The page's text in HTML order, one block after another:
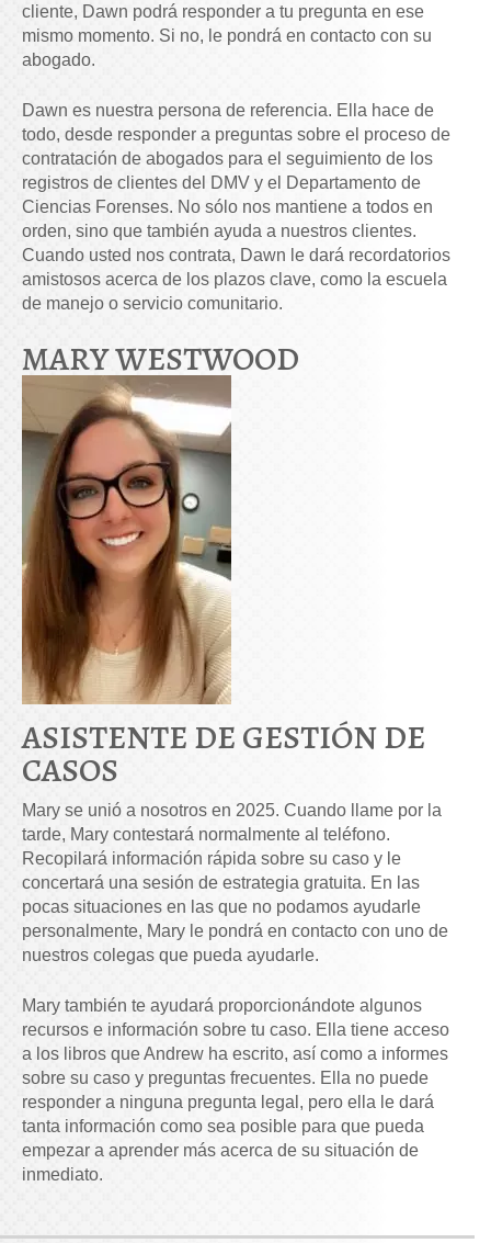
cliente, Dawn podrá responder a tu pregunta en ese
mismo momento. Si no, le pondrá en contacto con su
abogado.
Dawn es nuestra persona de referencia. Ella hace de
todo, desde responder a preguntas sobre el proceso de
contratación de abogados para el seguimiento de los
registros de clientes del DMV y el Departamento de
Ciencias Forenses. No sólo nos mantiene a todos en
orden, sino que también ayuda a nuestros clientes.
Cuando usted nos contrata, Dawn le dará recordatorios
amistosos acerca de los plazos clave, como la escuela
de manejo o servicio comunitario.
MARY WESTWOOD
ASISTENTE DE GESTIÓN DE
CASOS
Mary se unió a nosotros en 2025. Cuando llame por la
tarde, Mary contestará normalmente al teléfono.
Recopilará información rápida sobre su caso y le
concertará una sesión de estrategia gratuita. En las
pocas situaciones en las que no podamos ayudarle
personalmente, Mary le pondrá en contacto con uno de
nuestros colegas que pueda ayudarle.
Mary también te ayudará proporcionándote algunos
recursos e información sobre tu caso. Ella tiene acceso
a los libros que Andrew ha escrito, así como a informes
sobre su caso y preguntas frecuentes. Ella no puede
responder a ninguna pregunta legal, pero ella le dará
tanta información como sea posible para que pueda
empezar a aprender más acerca de su situación de
inmediato.